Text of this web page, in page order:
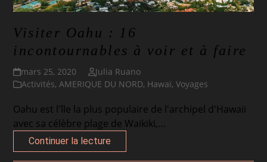
Visiter Oahu : 16
incontournables à voir et à faire
mars 25, 2020
Julia Ruano
Activités,AMERIQUE DU NORD, Hawaï,Voyages
Oahu est l'île la plus populaire de l'archipel d'Hawaii
avec sa célèbre plage de Waikiki,…
Continuer la lecture